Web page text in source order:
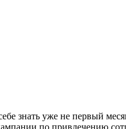
знать уже не первый
по привлечению